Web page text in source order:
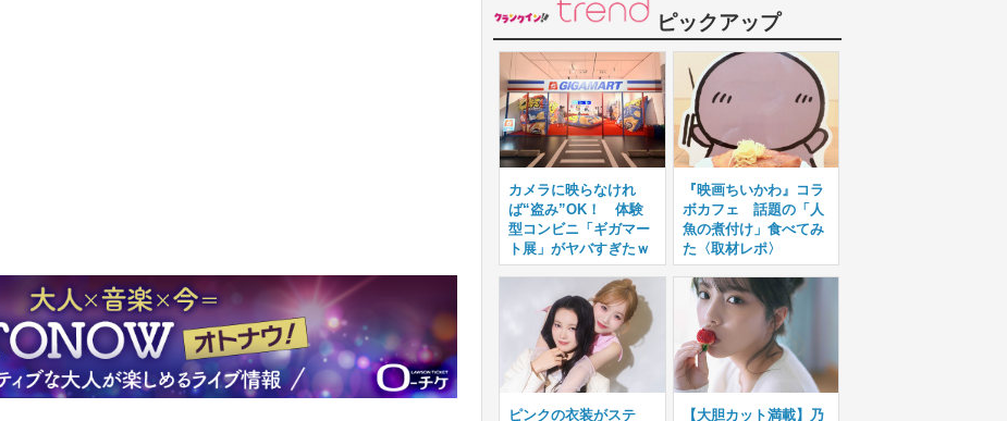
ピックアップ
カメラに映らなけれ
ば“盗み”OK！ 体験
型コンビニ「ギガマー
ト展」がヤバすぎたｗ
『映画ちいかわ』コラ
ボカフェ 話題の「人
魚の煮付け」食べてみ
た〈取材レポ〉
ピンクの衣装がステ 【大胆カット満載】乃